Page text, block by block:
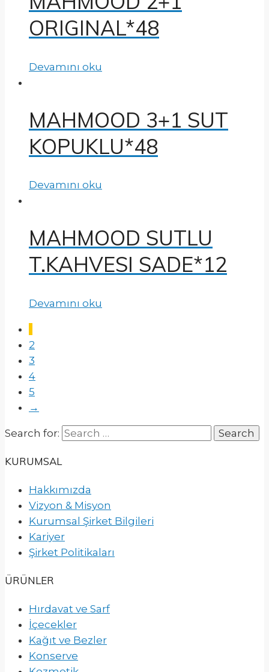
ORIGINAL*48
Devamını oku
MAHMOOD 3+1 SUT
KOPUKLU*48
Devamını oku
MAHMOOD SUTLU
T.KAHVESI SADE*12
Devamını oku
2
3
4
5
→
Search for:
KURUMSAL
Hakkımızda
Vizyon & Misyon
Kurumsal Şirket Bilgileri
Kariyer
Şirket Politikaları
ÜRÜNLER
Hırdavat ve Sarf
İçecekler
Kağıt ve Bezler
Konserve